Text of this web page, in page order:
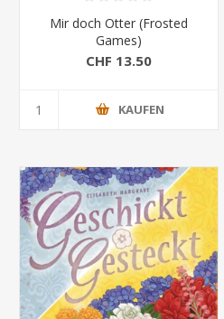
Mir doch Otter (Frosted
Games)
CHF 13.50
KAUFEN